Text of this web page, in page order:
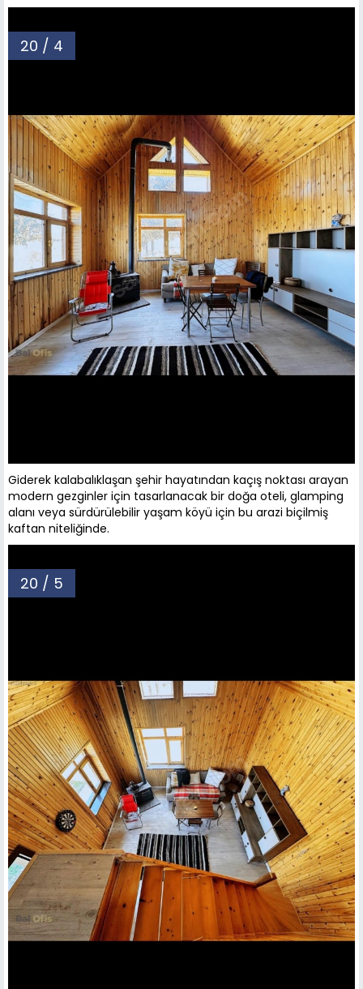
20 / 4
Giderek kalabalıklaşan şehir hayatından kaçış noktası arayan
modern gezginler için tasarlanacak bir doğa oteli, glamping
alanı veya sürdürülebilir yaşam köyü için bu arazi biçilmiş
kaftan niteliğinde.
20 / 5